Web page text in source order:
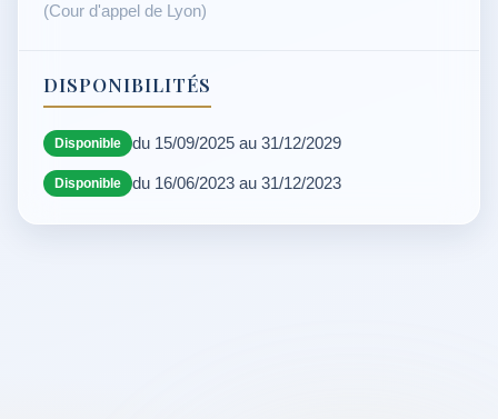
(Cour d'appel de Lyon)
DISPONIBILITÉS
Disponible du 15/09/2025 au 31/12/2029
Disponible du 16/06/2023 au 31/12/2023